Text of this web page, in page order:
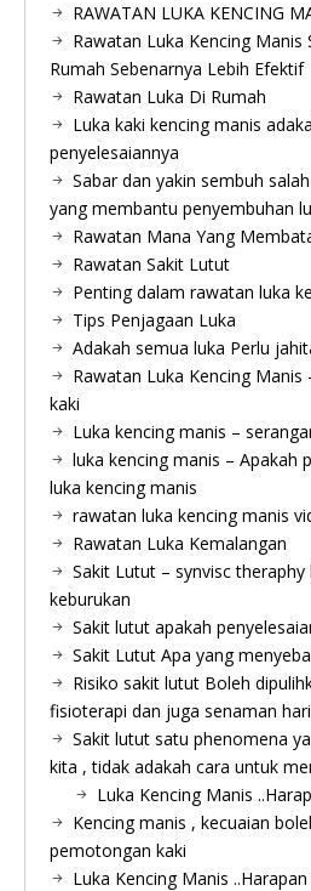
RAWATAN LUKA KENCING
Rawatan Luka Kencing Manis
Rumah Sebenarnya Lebih Efektif
Rawatan Luka Di Rumah
Luka kaki kencing manis
penyelesaiannya
Sabar dan yakin sembuh
yang membantu penyembuhan
Rawatan Mana Yang
Rawatan Sakit Lutut
Penting dalam rawatan luka
Tips Penjagaan Luka
Adakah semua luka Perlu
Rawatan Luka Kencing
kaki
Luka kencing manis –
luka kencing manis – Apakah
luka kencing manis
rawatan luka kencing manis
Rawatan Luka Kemalangan
Sakit Lutut – synvisc theraphy
keburukan
Sakit lutut apakah
Sakit Lutut Apa yang
Risiko sakit lutut Boleh
fisioterapi dan juga senaman
Sakit lutut satu phenomena
kita , tidak adakah cara untuk
Luka Kencing Manis
Kencing manis , kecuaian
pemotongan kaki
Luka Kencing Manis